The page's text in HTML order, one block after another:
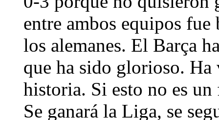
entre ambos equipos
los alemanes. El Barça
que ha sido glorioso.
historia. Si esto no es
Se ganará la Liga, se